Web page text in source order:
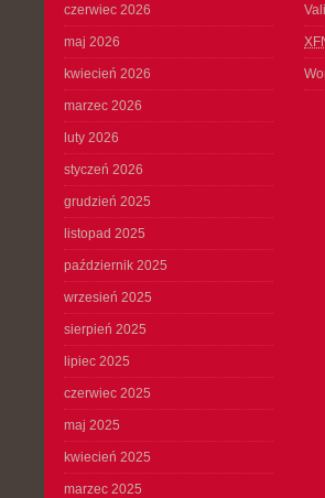
czerwiec 2026
maj 2026
kwiecień 2026
marzec 2026
luty 2026
styczeń 2026
grudzień 2025
listopad 2025
październik 2025
wrzesień 2025
sierpień 2025
lipiec 2025
czerwiec 2025
maj 2025
kwiecień 2025
marzec 2025